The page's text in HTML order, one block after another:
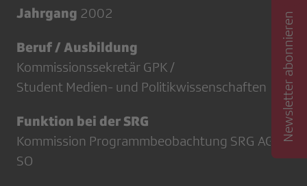
Jahrgang 2002
Beruf / Ausbildung
Kommissionssekretär GPK /
Student Medien- und Politikwissenschaften
Funktion bei der SRG
Kommission Programmbeobachtung SRG AG
SO
Newsletter abonnieren